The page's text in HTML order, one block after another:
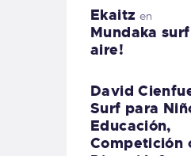
Ekaitz en
Mundaka
aire!
David
Surf para
Educación,
Competición